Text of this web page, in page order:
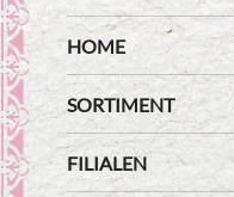
HOME
SORTIMENT
FILIALEN